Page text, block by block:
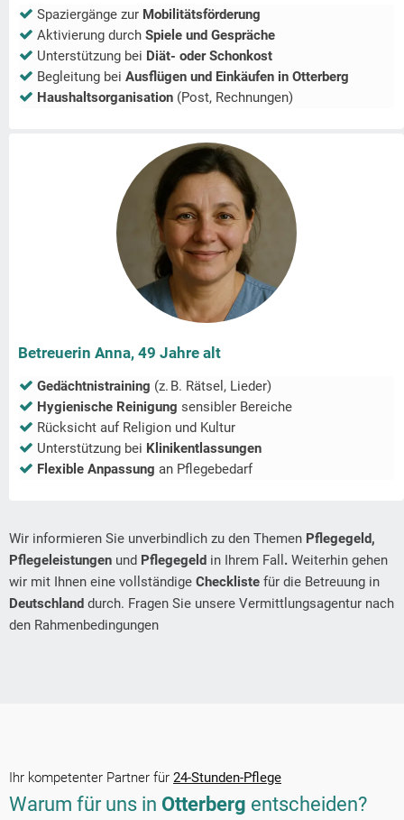
Spaziergänge zur Mobilitätsförderung
Aktivierung durch Spiele und Gespräche
Unterstützung bei Diät- oder Schonkost
Begleitung bei Ausflügen und Einkäufen in Otterberg
Haushaltsorganisation (Post, Rechnungen)
Betreuerin Anna, 49 Jahre alt
Gedächtnistraining (z. B. Rätsel, Lieder)
Hygienische Reinigung sensibler Bereiche
Rücksicht auf Religion und Kultur
Unterstützung bei Klinikentlassungen
Flexible Anpassung an Pflegebedarf
Wir informieren Sie unverbindlich zu den Themen Pflegegeld,
Pflegeleistungen und Pflegegeld in Ihrem Fall . Weiterhin gehen
wir mit Ihnen eine vollständige Checkliste für die Betreuung in
Deutschland durch. Fragen Sie unsere Vermittlungsagentur nach
den Rahmenbedingungen
Ihr kompetenter Partner für 24-Stunden-Pflege
Warum für uns in Otterberg entscheiden?